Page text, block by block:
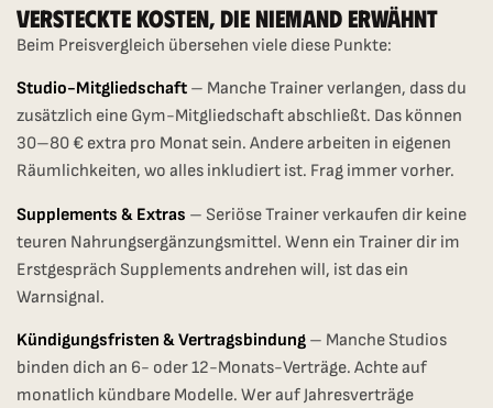
Versteckte Kosten, Die Niemand Erwähnt
Beim Preisvergleich übersehen viele diese Punkte:
Studio-Mitgliedschaft – Manche Trainer verlangen, dass du
zusätzlich eine Gym-Mitgliedschaft abschließt. Das können
30–80 € extra pro Monat sein. Andere arbeiten in eigenen
Räumlichkeiten, wo alles inkludiert ist. Frag immer vorher.
Supplements & Extras – Seriöse Trainer verkaufen dir keine
teuren Nahrungsergänzungsmittel. Wenn ein Trainer dir im
Erstgespräch Supplements andrehen will, ist das ein
Warnsignal.
Kündigungsfristen & Vertragsbindung – Manche Studios
binden dich an 6- oder 12-Monats-Verträge. Achte auf
monatlich kündbare Modelle. Wer auf Jahresverträge